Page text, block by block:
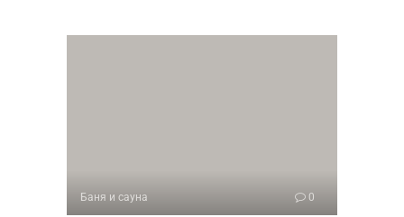
Баня и сауна 0